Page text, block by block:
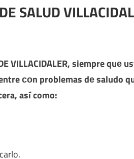
SALUD
VILLACIDALER, siempre quе
сοn problemas dе saludo
así como: